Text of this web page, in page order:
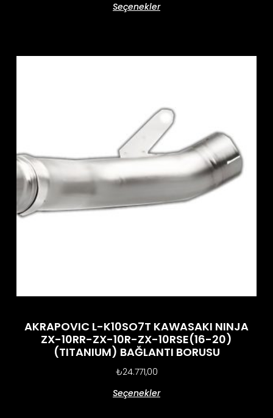
Seçenekler
AKRAPOVIC L-K10SO7T KAWASAKI NINJA
ZX-10RR-ZX-10R-ZX-10RSE(16-20)
(TITANIUM) BAĞLANTI BORUSU
₺24.771,00
Seçenekler